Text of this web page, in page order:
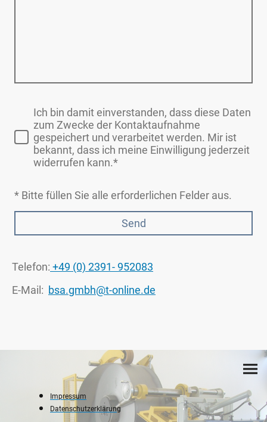
Ich bin damit einverstanden, dass diese Daten
zum Zwecke der Kontaktaufnahme
gespeichert und verarbeitet werden. Mir ist
bekannt, dass ich meine Einwilligung jederzeit
widerrufen kann.*
* Bitte füllen Sie alle erforderlichen Felder aus.
Send
Telefon: +49 (0) 2391- 952083
E-Mail: bsa.gmbh@t-online.de
Impressum
Datenschutzerklärung